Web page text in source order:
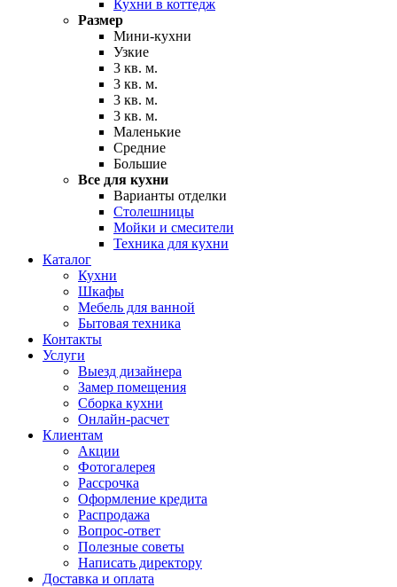
Кухни в коттедж
Размер
Мини-кухни
Узкие
3 кв. м.
3 кв. м.
3 кв. м.
3 кв. м.
Маленькие
Средние
Большие
Все для кухни
Варианты отделки
Столешницы
Мойки и смесители
Техника для кухни
Каталог
Кухни
Шкафы
Мебель для ванной
Бытовая техника
Контакты
Услуги
Выезд дизайнера
Замер помещения
Сборка кухни
Онлайн-расчет
Клиентам
Акции
Фотогалерея
Рассрочка
Оформление кредита
Распродажа
Вопрос-ответ
Полезные советы
Написать директору
Доставка и оплата